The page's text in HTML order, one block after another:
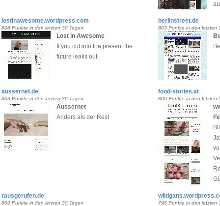
lostinawesome.wordpress.com
808 Punkte in den letzten 30 Tagen
Lost in Awesome
If you cut into the present the
future leaks out
berlinstreet.de
803 Punkte in den letzten
aussernet.de
803 Punkte in den letzten 30 Tagen
Aussernet
Anders als der Rest
food-stories.at
800 Punkte in den letzten
rausgerufen.de
800 Punkte in den letzten 30 Tagen 798 Punkte in den letzten